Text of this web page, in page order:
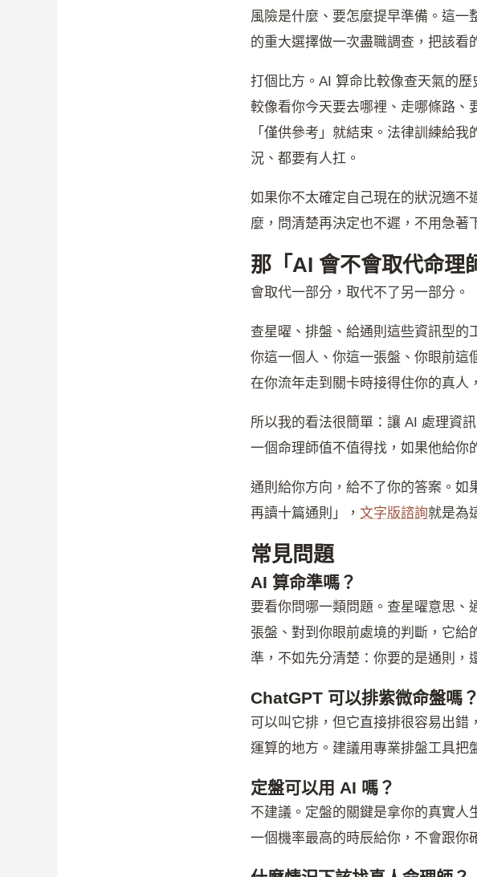
風險是什麼、要怎麼提早準備。這
的重大選擇做一次盡職調查，把該看
打個比方。AI 算命比較像查天氣的
較像看你今天要去哪裡、走哪條路、
「僅供參考」就結束。法律訓練給
況、都要有人扛。
如果你不太確定自己現在的狀況適不
麼，問清楚再決定也不遲，不用急著
那「AI 會不會取代命理
會取代一部分，取代不了另一部分。
查星曜、排盤、給通則這些資訊型
你這一個人、你這一張盤、你眼前這
在你流年走到關卡時接得住你的真人
所以我的看法很簡單：讓 AI 處理資
一個命理師值不值得找，如果他給你
通則給你方向，給不了你的答案。如
再讀十篇通則」， 文字版諮詢就是為
常見問題
AI 算命準嗎？
要看你問哪一類問題。查星曜意思、
張盤、對到你眼前處境的判斷，它給
準，不如先分清楚：你要的是通則，
ChatGPT 可以排紫微命盤嗎
可以叫它排，但它直接排很容易出
運算的地方。建議用專業排盤工具把
定盤可以用 AI 嗎？
不建議。定盤的關鍵是拿你的真實
一個機率最高的時辰給你，不會跟你